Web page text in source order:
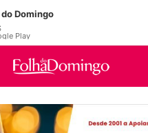
Domingo
Play